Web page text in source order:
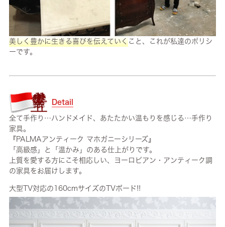
美しく豊かに生きる喜びを伝えていくこと、これが私達のポリシ
ーです。
Detail
全て手作り…ハンドメイド、あたたかい温もりを感じる…手作り
家具。
『PALMAアンティーク マホガニーシリーズ』
「高級感」と「温かみ」のある仕上がりです。
上質を愛する方にこそ相応しい、ヨーロピアン・アンティーク調
の家具をお届けします。
大型TV対応の160cmサイズのTVボード!!